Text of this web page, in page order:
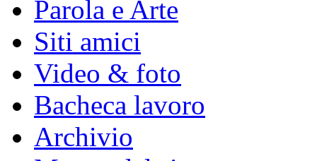
Parola e Arte
Siti amici
Video & foto
Bacheca lavoro
Archivio